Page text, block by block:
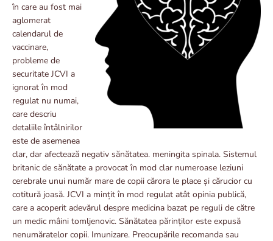
în care au fost mai
aglomerat
calendarul de
vaccinare,
probleme de
securitate JCVI a
ignorat în mod
regulat nu numai,
care descriu
detaliile întâlnirilor
este de asemenea
clar, dar afectează negativ sănătatea. meningita spinala. Sistemul
britanic de sănătate a provocat în mod clar numeroase leziuni
cerebrale unui număr mare de copii cărora le place și cărucior cu
cotitură joasă. JCVI a mințit în mod regulat atât opinia publică,
care a acoperit adevărul despre medicina bazat pe reguli de către
un medic mâini tomljenovic. Sănătatea părinților este expusă
nenumăratelor copii. Imunizare. Preocupările recomanda sau